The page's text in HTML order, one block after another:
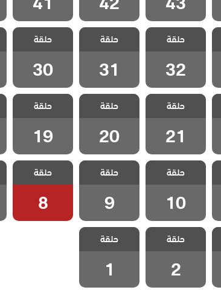
مسلسل الفناء
مدبلج الحلقة 32
حلقة
32
مسلسل الفناء
مدبلج الحلقة 31
حلقة
31
مسلسل الفناء
مدبلج الحلقة 30
حلقة
30
مسلسل الفناء
مدبلج الحلقة 21
حلقة
21
مسلسل الفناء
مدبلج الحلقة 20
حلقة
20
مسلسل الفناء
مدبلج الحلقة 19
حلقة
19
مسلسل الفناء
مدبلج الحلقة 10
حلقة
10
مسلسل الفناء
مدبلج الحلقة 9
حلقة
9
مسلسل الفناء
مدبلج الحلقة 8
حلقة
8
مسلسل الفناء
مدبلج الحلقة 2
حلقة
2
مسلسل الفناء
مدبلج الحلقة 1
حلقة
1